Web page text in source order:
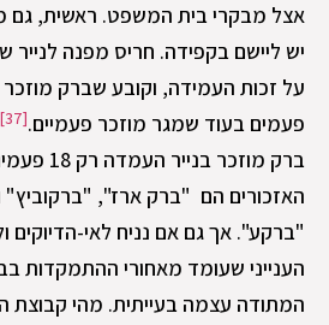
אצל מבקרי בית המשפט. ראשית, גם
יש ליישם בקפידה. חריס מפנה לנייר
פעמים בעוד שמגר מוזכר פעמיים.[37]
ברק מוזכר בנייר
האזכורים הם "ברק ארז", "ברקוביץ"
"ברקע". אך גם אם נניח לאי-הדיוקים
הענייני שעומד מאחורי ההתמקדות
המתודה עצמה בעייתית. מהי קבוצת